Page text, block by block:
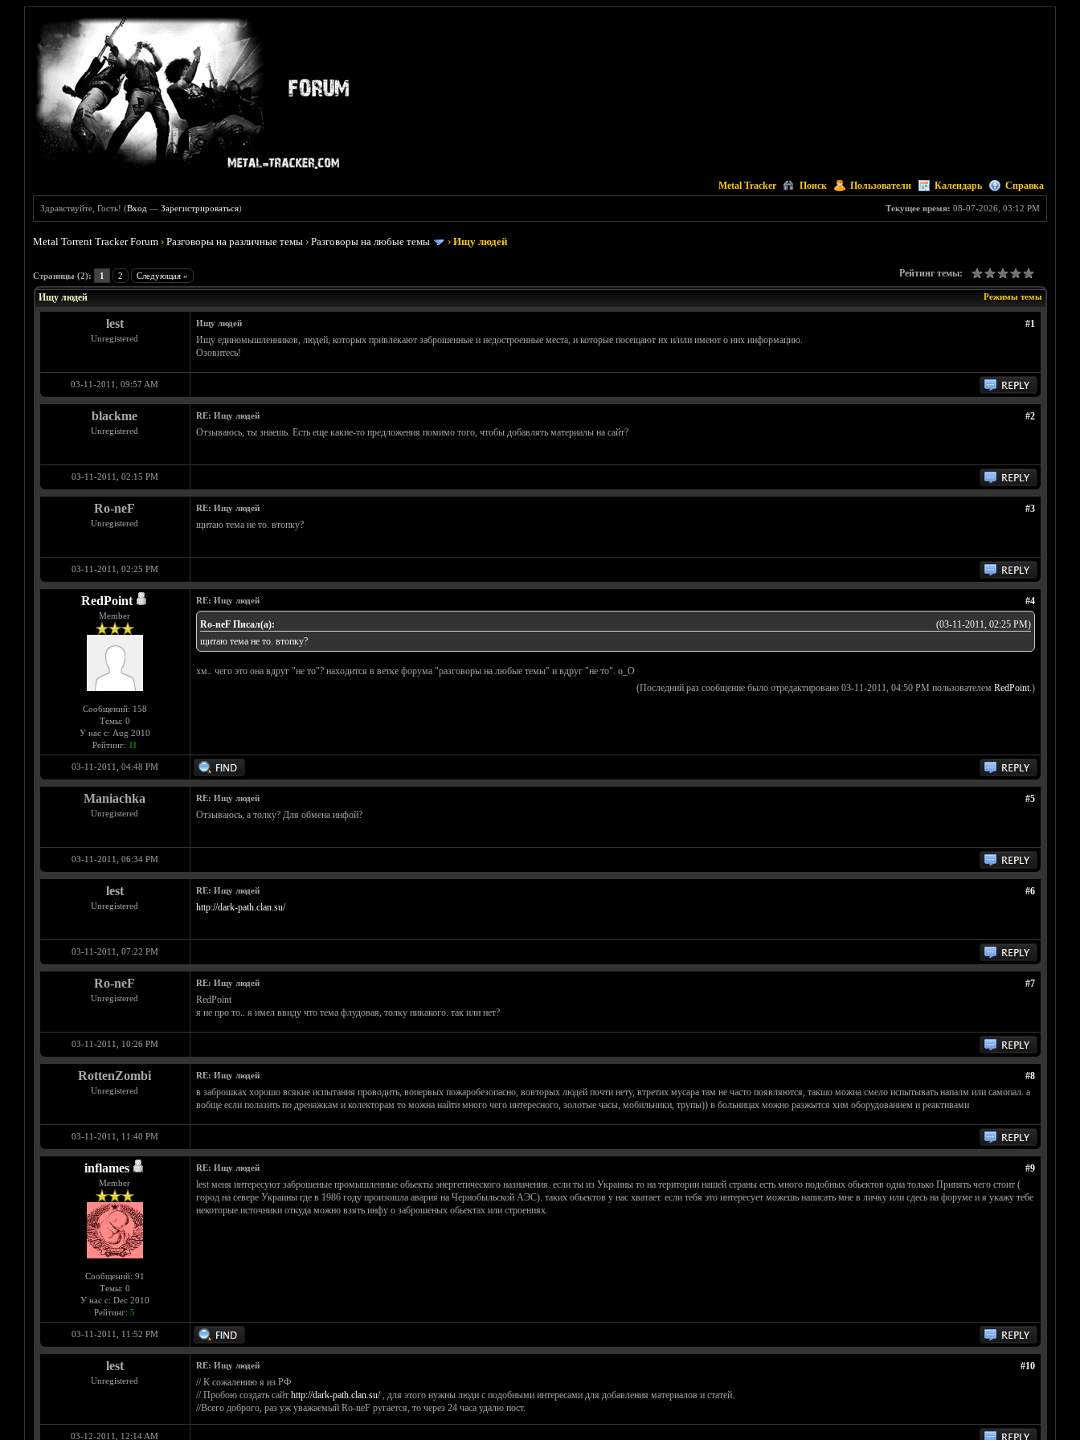
Metal Tracker Поиск Пользователи Календарь Справка
Текущее время: 08-07-2026, 03:12 PM
Здравствуйте, Гость! (Вход —Зарегистрироваться)
Metal Torrent Tracker Forum ›Разговоры на различные темы ›Разговоры на любые темы ›Ищу людей
Страницы (2): 1 2 Следующая » Рейтинг темы:
Голосов: 0 - Средняя оценка: 0
1
2
3
4
5
Режимы темы
Ищу людей
lest
Unregistered
#1
Ищу людей
Ищу единомышленников, людей, которых привлекают заброшенные и недостроенные места, и которые посещают их и/или имеют о них информацию.
Озовитесь!
03-11-2011, 09:57 AM
blackme
Unregistered
#2
RE: Ищу людей
Отзываюсь, ты знаешь. Есть еще какие-то предложения помимо того, чтобы добавлять материалы на сайт?
03-11-2011, 02:15 PM
Ro-neF
Unregistered
#3
RE: Ищу людей
щитаю тема не то. втопку?
03-11-2011, 02:25 PM
RedPoint
Member
Сообщений: 158
Темы: 0
У нас с: Aug 2010
Рейтинг: 11
#4
RE: Ищу людей
(03-11-2011, 02:25 PM)
Ro-neF Писал(а):
щитаю тема не то. втопку?
хм.. чего это она вдруг "не то"? находится в ветке форума "разговоры на любые темы" и вдруг "не то". о_О
(Последний раз сообщение было отредактировано 03-11-2011, 04:50 PM пользователем RedPoint.)
03-11-2011, 04:48 PM
Maniachka
Unregistered
#5
RE: Ищу людей
Отзываюсь, а толку? Для обмена инфой?
03-11-2011, 06:34 PM
lest
Unregistered
#6
RE: Ищу людей
http://dark-path.clan.su/
03-11-2011, 07:22 PM
Ro-neF
Unregistered
#7
RE: Ищу людей
RedPoint
я не про то.. я имел ввиду что тема флудовая, толку никакого. так или нет?
03-11-2011, 10:26 PM
RottenZombi
Unregistered
#8
RE: Ищу людей
в заброшках хорошо всякие испытания проводить, вопервых пожаробезопасно, вовторых людей почти нету, втретих мусара там не часто появляются, такшо можна смело испытывать напалм или самопал. а
вобще если полазить по дренажкам и колекторам то можна найти много чего интересного, золотые часы, мобильники, трупы)) в больницах можно разжытся хим оборудованием и реактивами
03-11-2011, 11:40 PM
inflames
Member
Сообщений: 91
Темы: 0
У нас с: Dec 2010
Рейтинг: 5
#9
RE: Ищу людей
lest меня интересуют заброшеные промышленные обьекты энергетического назначения. если ты из Украины то на територии нашей страны есть много подобных обьектов одна только Припять чего стоит (
город на севере Украины где в 1986 году произошла авария на Чернобыльской АЭС). таких обьектов у нас хватает. если тебя это интересует можешь написать мне в личку или сдесь на форуме и я укажу тебе
некоторые источники откуда можно взять инфу о заброшеных обьектах или строениях.
03-11-2011, 11:52 PM
lest
Unregistered
#10
RE: Ищу людей
// К сожалению я из РФ
// Пробою создать сайт http://dark-path.clan.su/, для этого нужны люди с подобными интересами для добавления материалов и статей.
//Всего доброго, раз уж уважаемый Ro-neF ругается, то через 24 часа удалю пост.
03-12-2011, 12:14 AM